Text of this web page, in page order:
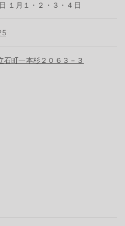
１月１・２・３・４日
石町一本杉２０６３－３